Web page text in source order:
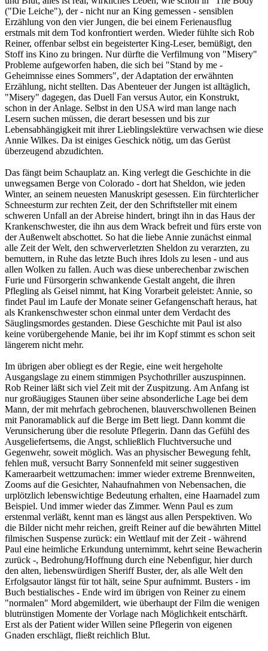
("Die Leiche"), der - nicht nur an King gemessen - sensiblen
Erzählung von den vier Jungen, die bei einem Ferienausflug
erstmals mit dem Tod konfrontiert werden. Wieder fühlte sich Rob
Reiner, offenbar selbst ein begeisterter King-Leser, bemüßigt, den
Stoff ins Kino zu bringen. Nur dürfte die Verfilmung von "Misery"
Probleme aufgeworfen haben, die sich bei "Stand by me -
Geheimnisse eines Sommers", der Adaptation der erwähnten
Erzählung, nicht stellten. Das Abenteuer der Jungen ist alltäglich,
"Misery" dagegen, das Duell Fan versus Autor, ein Konstrukt,
schon in der Anlage. Selbst in den USA wird man lange nach
Lesern suchen müssen, die derart besessen und bis zur
Lebensabhängigkeit mit ihrer Lieblingslektüre verwachsen wie diese
Annie Wilkes. Da ist einiges Geschick nötig, um das Gerüst
überzeugend abzudichten.
Das fängt beim Schauplatz an. King verlegt die Geschichte in die
unwegsamen Berge von Colorado - dort hat Sheldon, wie jeden
Winter, an seinem neuesten Manuskript gesessen. Ein fürchterlicher
Schneesturm zur rechten Zeit, der den Schriftsteller mit einem
schweren Unfall an der Abreise hindert, bringt ihn in das Haus der
Krankenschwester, die ihn aus dem Wrack befreit und fürs erste von
der Außenwelt abschottet. So hat die liebe Annie zunächst einmal
alle Zeit der Welt, den schwerverletzten Sheldon zu verarzten, zu
bemuttern, in Ruhe das letzte Buch ihres Idols zu lesen - und aus
allen Wolken zu fallen. Auch was diese unberechenbar zwischen
Furie und Fürsorgerin schwankende Gestalt angeht, die ihren
Pflegling als Geisel nimmt, hat King Vorarbeit geleistet: Annie, so
findet Paul im Laufe der Monate seiner Gefangenschaft heraus, hat
als Krankenschwester schon einmal unter dem Verdacht des
Säuglingsmordes gestanden. Diese Geschichte mit Paul ist also
keine vorübergehende Manie, bei ihr im Kopf stimmt es schon seit
längerem nicht mehr.
Im übrigen aber obliegt es der Regie, eine weit hergeholte
Ausgangslage zu einem stimmigen Psychothriller auszuspinnen.
Rob Reiner läßt sich viel Zeit mit der Zuspitzung. Am Anfang ist
nur großäugiges Staunen über seine absonderliche Lage bei dem
Mann, der mit mehrfach gebrochenen, blauverschwollenen Beinen
mit Panoramablick auf die Berge im Bett liegt. Dann kommt die
Verunsicherung über die resolute Pflegerin. Dann das Gefühl des
Ausgeliefertsems, die Angst, schließlich Fluchtversuche und
Gegenwehr, soweit möglich. Was an physischer Bewegung fehlt,
fehlen muß, versucht Barry Sonnenfeld mit seiner suggestiven
Kameraarbeit wettzumachen: immer wieder extreme Brennweiten,
Zooms auf die Gesichter, Nahaufnahmen von Nebensachen, die
urplötzlich lebenswichtige Bedeutung erhalten, eine Haarnadel zum
Beispiel. Und immer wieder das Zimmer. Wenn Paul es zum
erstenmal verläßt, kennt man es längst aus allen Perspektiven. Wo
die Bilder nicht mehr reichen, greift Reiner auf die bewährten Mittel
filmischen Suspense zurück: ein Wettlauf mit der Zeit - während
Paul eine heimliche Erkundung unternimmt, kehrt seine Bewacherin
zurück -, Bedrohung/Hoffnung durch eine Nebenfigur, hier durch
den alten, liebenswürdigen Sheriff Buster, der, als alle Welt den
Erfolgsautor längst für tot hält, seine Spur aufnimmt. Busters - im
Buch bestialisches - Ende wird im übrigen von Reiner zu einem
"normalen" Mord abgemildert, wie überhaupt der Film die wenigen
blutrünstigen Momente der Vorlage nach Möglichkeit entschärft.
Erst als der Patient wider Willen seine Pflegerin von eigenen
Gnaden erschlägt, fließt reichlich Blut.